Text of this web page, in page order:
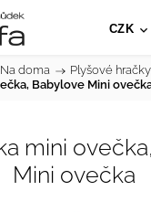
CZK
Na doma / Plyšové hračky
Babylove Mini
mini
Mini ovečka